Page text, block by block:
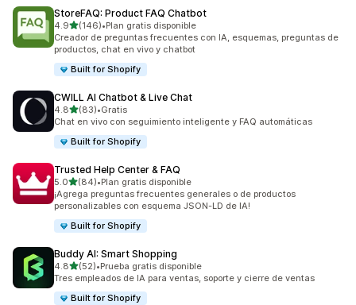
StoreFAQ: Product FAQ Chatbot
4.9de 5 estrellas
(146)
146 reseñas en total
•Plan gratis disponible
Creador de preguntas frecuentes con IA, esquemas, preguntas de
productos, chat en vivo y chatbot
Built for Shopify
CWILL AI Chatbot & Live Chat
4.8de 5 estrellas
(83)
83 reseñas en total
•Gratis
Chat en vivo con seguimiento inteligente y FAQ automáticas
Built for Shopify
Trusted Help Center & FAQ
5.0de 5 estrellas
(84)
84 reseñas en total
•Plan gratis disponible
¡Agrega preguntas frecuentes generales o de productos
personalizables con esquema JSON-LD de IA!
Built for Shopify
Buddy AI: Smart Shopping
4.8de 5 estrellas
(52)
52 reseñas en total
•Prueba gratis disponible
Tres empleados de IA para ventas, soporte y cierre de ventas
Built for Shopify